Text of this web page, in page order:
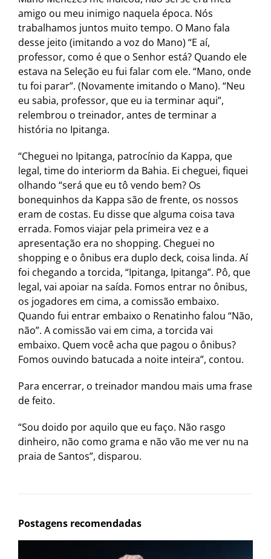
amigo ou meu inimigo naquela época. Nós
trabalhamos juntos muito tempo. O Mano fala
desse jeito (imitando a voz do Mano) “E aí,
professor, como é que o Senhor está? Quando ele
estava na Seleção eu fui falar com ele. “Mano, onde
tu foi parar”. (Novamente imitando o Mano). “Neu
eu sabia, professor, que eu ia terminar aqui”,
relembrou o treinador, antes de terminar a
história no Ipitanga.
“Cheguei no Ipitanga, patrocínio da Kappa, que
legal, time do interiorm da Bahia. Ei cheguei, fiquei
olhando “será que eu tô vendo bem? Os
bonequinhos da Kappa são de frente, os nossos
eram de costas. Eu disse que alguma coisa tava
errada. Fomos viajar pela primeira vez e a
apresentação era no shopping. Cheguei no
shopping e o ônibus era duplo deck, coisa linda. Aí
foi chegando a torcida, “Ipitanga, Ipitanga”. Pô, que
legal, vai apoiar na saída. Fomos entrar no ônibus,
os jogadores em cima, a comissão embaixo.
Quando fui entrar embaixo o Renatinho falou “Não,
não”. A comissão vai em cima, a torcida vai
embaixo. Quem você acha que pagou o ônibus?
Fomos ouvindo batucada a noite inteira”, contou.
Para encerrar, o treinador mandou mais uma frase
de feito.
“Sou doido por aquilo que eu faço. Não rasgo
dinheiro, não como grama e não vão me ver nu na
praia de Santos”, disparou.
Postagens recomendadas